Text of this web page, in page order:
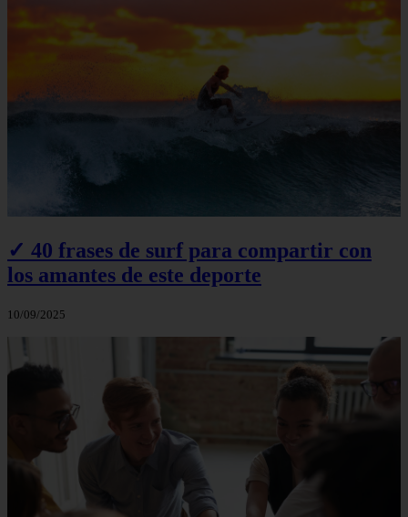
✓ 40 frases de surf para compartir con
los amantes de este deporte
10/09/2025